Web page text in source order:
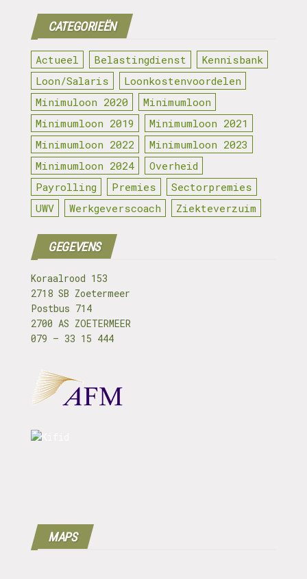
CATEGORIEËN
Actueel Belastingdienst
Kennisbank
Loon/Salaris
Loonkostenvoordelen
Minimuloon 2020
Minimumloon
Minimumloon 2019
Minimumloon 2021
Minimumloon 2022
Minimumloon 2023
Minimumloon 2024
Overheid
Payrolling
Premies
Sectorpremies
UWV
Werkgeverscoach Ziekteverzuim
GEGEVENS
Koraalrood 153
2718 SB Zoetermeer
Postbus 714
2700 AS ZOETERMEER
079 – 33 15 444
MAPS